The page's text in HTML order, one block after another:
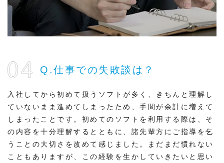
Q.仕事での失敗談は？
入社してから初めて扱うソフトが多く、きちんと理解し
ていないまま進めてしまったため、手間が余計に増えて
しまったことです。初めてのソフトを利用する際は、そ
の内容を十分理解するとともに、諸先輩方にご指導を乞
うことの大切さを改めて感じました。まだまだ慣れない
こともありますが、この経験を生かしていきたいと思い